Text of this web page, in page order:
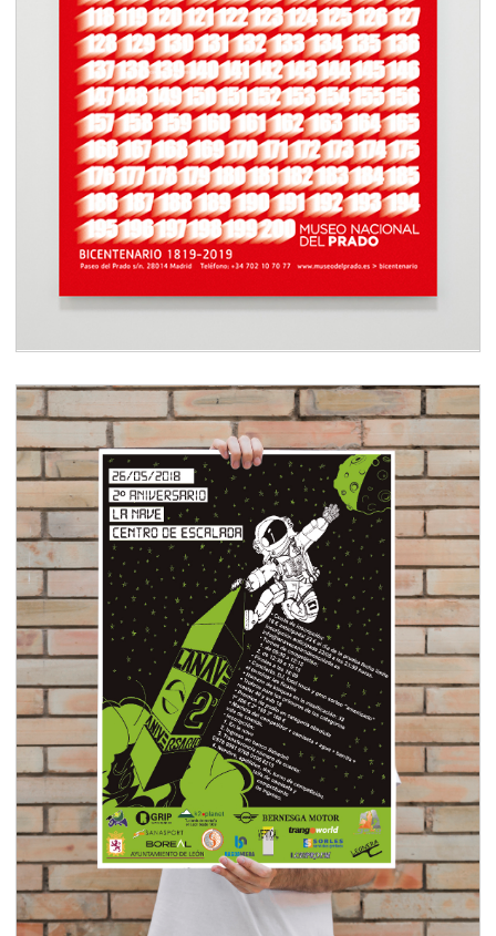
Poster Bicentenario Museo
Nacional del Prado
Posters aniversario La Nave